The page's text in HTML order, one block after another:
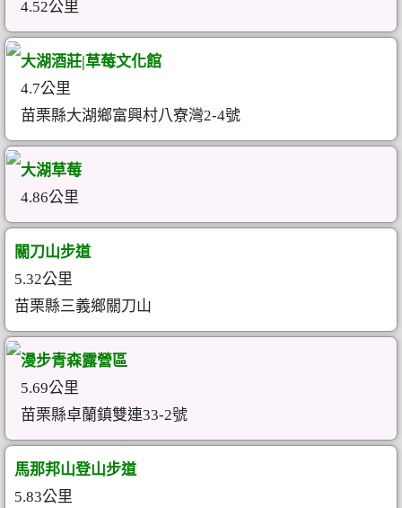
4.52公里
大湖酒莊|草莓文化館
4.7公里
苗栗縣大湖鄉富興村八寮灣2-4號
大湖草莓
4.86公里
關刀山步道
5.32公里
苗栗縣三義鄉關刀山
漫步青森露營區
5.69公里
苗栗縣卓蘭鎮雙連33-2號
馬那邦山登山步道
5.83公里